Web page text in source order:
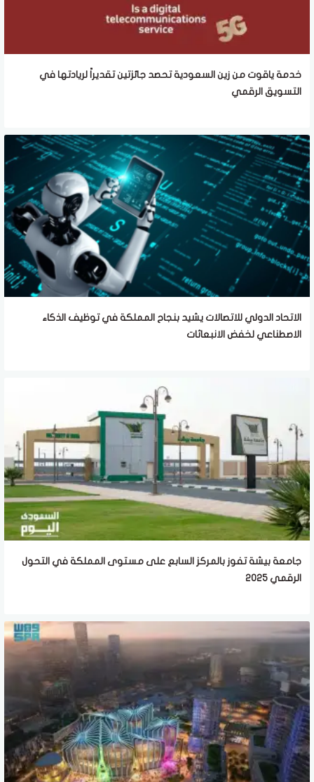
خدمة ياقوت من زين السعودية تحصد جائزتين تقديراً لريادتها في
التسويق الرقمي
الاتحاد الدولي للاتصالات يشيد بنجاح المملكة في توظيف الذكاء
الاصطناعي لخفض الانبعاثات
جامعة بيشة تفوز بالمركز السابع على مستوى المملكة في التحول
الرقمي 2025